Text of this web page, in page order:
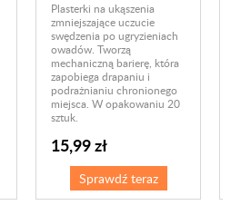
Plasterki na ukąszenia
zmniejszające uczucie
swędzenia po ugryzieniach
owadów. Tworzą
mechaniczną barierę, która
zapobiega drapaniu i
podrażnianiu chronionego
miejsca. W opakowaniu 20
sztuk.
15,99 zł
Sprawdź teraz